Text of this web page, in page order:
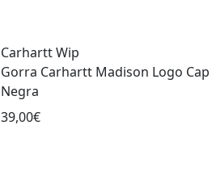
Carhartt Wip
Gorra Carhartt Madison Logo Cap
Negra
39,00€